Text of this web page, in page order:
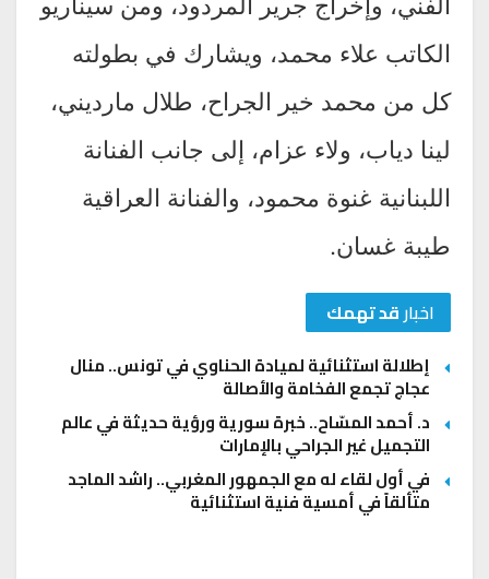
الكاتب علاء محمد، ويشارك في بطولته
كل من محمد خير الجراح، طلال مارديني،
لينا دياب، ولاء عزام، إلى جانب الفنانة
اللبنانية غنوة محمود، والفنانة العراقية
طيبة غسان.
اخبارقد تهمك
إطلالة استثنائية لميادة الحناوي في تونس.. منال
عجاج تجمع الفخامة والأصالة
د. أحمد المسّاح.. خبرة سورية ورؤية حديثة في عالم
التجميل غير الجراحي بالإمارات
في أول لقاء له مع الجمهور المغربي.. راشد الماجد
متألقاً في أمسية فنية استثنائية